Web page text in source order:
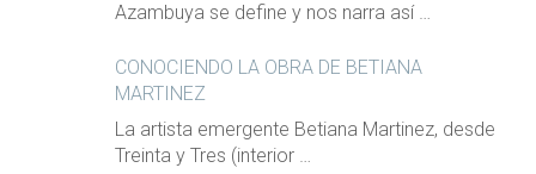
Azambuya se define y nos narra así …
CONOCIENDO LA OBRA DE BETIANA
MARTINEZ
La artista emergente Betiana Martinez, desde
Treinta y Tres (interior …